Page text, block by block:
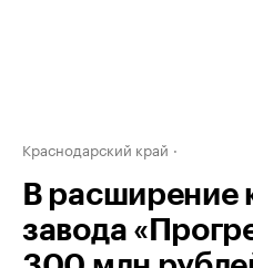
Краснодарский край
В расширение
завода